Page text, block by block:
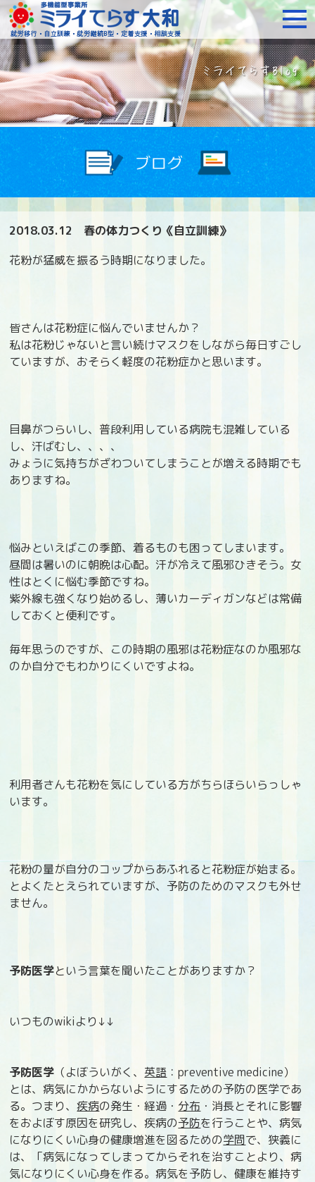
障がいをお持ちの方へ
2018.03.12
春の体力つくり《自立訓練》
花粉が猛威を振るう時期になりました。
皆さんは花粉症に悩んでいませんか？
私は花粉じゃないと言い続けマスクをしながら毎日すごし
ていますが、おそらく軽度の花粉症かと思います。
目鼻がつらいし、普段利用している病院も混雑している
し、汗ばむし、、、、
みょうに気持ちがざわついてしまうことが増える時期でも
ありますね。
悩みといえばこの季節、着るものも困ってしまいます。
昼間は暑いのに朝晩は心配。汗が冷えて風邪ひきそう。女
性はとくに悩む季節ですね。
紫外線も強くなり始めるし、薄いカーディガンなどは常備
しておくと便利です。
毎年思うのですが、この時期の風邪は花粉症なのか風邪な
のか自分でもわかりにくいですよね。
利用者さんも花粉を気にしている方がちらほらいらっしゃ
います。
花粉の量が自分のコップからあふれると花粉症が始まる。
とよくたとえられていますが、予防のためのマスクも外せ
ません。
予防医学という言葉を聞いたことがありますか？
いつものwikiより↓↓
予防医学 （よぼういがく、 英語 ：preventive medicine）
とは、病気にかからないようにするための予防の医学であ
る。つまり、疾病の発生・経過・ 分布 ・消長とそれに影響
をおよぼす原因を研究し、疾病の予防を行うことや、病気
になりにくい心身の健康増進を図るための学問で、狭義に
は、「病気になってしまってからそれを治すことより、病
気になりにくい心身を作る。病気を予防し、健康を維持す